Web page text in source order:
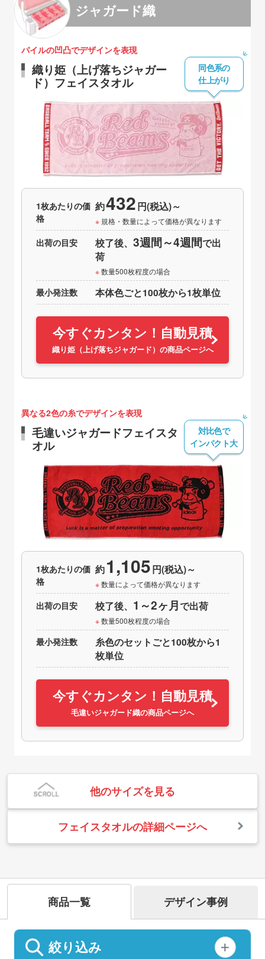
ジャガード織
パイルの凹凸でデザインを表現
織り姫（上げ落ちジャガー
ド）フェイスタオル
同色系の
仕上がり
1枚あたりの価
格
約432円(税込)～
規格・数量によって価格が異なります
出荷の目安 校了後、3週間～4週間で出
荷
数量500枚程度の場合
最小発注数 本体色ごと100枚から1枚単位
今すぐカンタン！自動見積
織り姫（上げ落ちジャガード）の商品ページへ
異なる2色の糸でデザインを表現
毛違いジャガードフェイスタ
オル
対比色で
インパクト大
1枚あたりの価
格
約1,105円(税込)～
数量によって価格が異なります
出荷の目安 校了後、 1～2ヶ月で出荷
数量500枚程度の場合
最小発注数
糸色のセットごと100枚から1
枚単位
今すぐカンタン！自動見積
毛違いジャガード織の商品ページへ
他のサイズを見る
フェイスタオルの詳細ページへ
商品一覧 デザイン事例
絞り込み